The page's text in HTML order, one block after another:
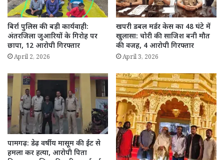
बिर्रा पुलिस की बड़ी कार्यवाही:
अंतरजिला जुआरियों के गिरोह पर
छापा, 12 आरोपी गिरफ्तार
April 2, 2026
खपरी डबल मर्डर केस का 48 घंटे में
खुलासा: चोरी की साजिश बनी मौत
की वजह, 4 आरोपी गिरफ्तार
April 3, 2026
पामगढ़: डेढ़ वर्षीय मासूम की ईंट से
हमला कर हत्या, आरोपी पिता